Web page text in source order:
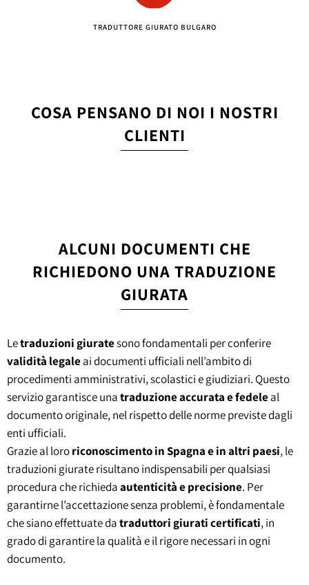
TRADUTTORE GIURATO BULGARO
COSA PENSANO DI NOI I NOSTRI
CLIENTI
ALCUNI DOCUMENTI CHE
RICHIEDONO UNA TRADUZIONE
GIURATA
Letraduzioni giuratesono fondamentali per conferire
validità legaleai documenti ufficiali nell’ambito di
procedimenti amministrativi, scolastici e giudiziari. Questo
servizio garantisce unatraduzione accurata e fedeleal
documento originale, nel rispetto delle norme previste dagli
enti ufficiali.
Grazie al lororiconoscimento in Spagna e in altri paesi, le
traduzioni giurate risultano indispensabili per qualsiasi
procedura che richiedaautenticità e precisione. Per
garantirne l’accettazione senza problemi, è fondamentale
che siano effettuate datraduttori giurati certificati, in
grado di garantire la qualità e il rigore necessari in ogni
documento.